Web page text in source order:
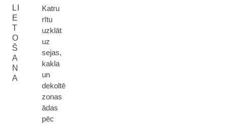
LI
E
T
O
Š
A
N
A
Katru
rītu
uzklāt
uz
sejas,
kakla
un
dekoltē
zonas
ādas
pēc